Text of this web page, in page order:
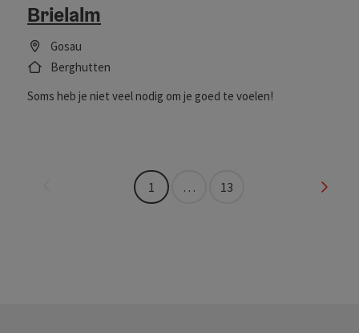
Brielalm
Gosau
Berghutten
Soms heb je niet veel nodig om je goed te voelen!
1 … 13